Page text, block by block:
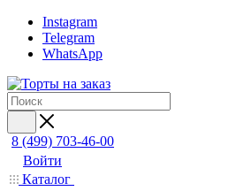
Instagram
Telegram
WhatsApp
8 (499) 703-46-00
Войти
Каталог